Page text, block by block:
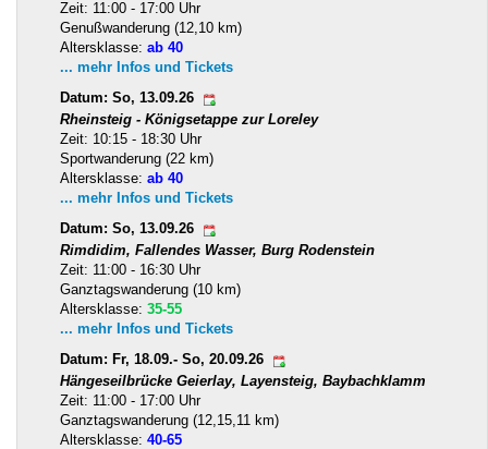
Zeit: 11:00 - 17:00 Uhr
Genußwanderung (12,10 km)
Altersklasse: ab 40
... mehr Infos und Tickets
Datum: So, 13.09.26
Rheinsteig - Königsetappe zur Loreley
Zeit: 10:15 - 18:30 Uhr
Sportwanderung (22 km)
Altersklasse: ab 40
... mehr Infos und Tickets
Datum: So, 13.09.26
Rimdidim, Fallendes Wasser, Burg Rodenstein
Zeit: 11:00 - 16:30 Uhr
Ganztagswanderung (10 km)
Altersklasse: 35-55
... mehr Infos und Tickets
Datum: Fr, 18.09.- So, 20.09.26
Hängeseilbrücke Geierlay, Layensteig, Baybachklamm
Zeit: 11:00 - 17:00 Uhr
Ganztagswanderung (12,15,11 km)
Altersklasse: 40-65